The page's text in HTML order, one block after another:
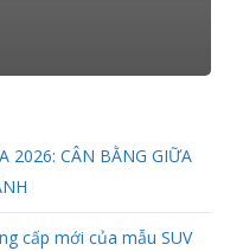
2026: CÂN BẰNG GIỮA
cấp mới của mẫu SUV